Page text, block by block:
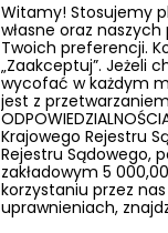
Witamy! Stosujemy
własne oraz
Twoich preferencji.
„Zaakceptuj”. Jeżeli
wycofać w każdym
jest z
Krajowego Rejestru
Rejestru Sądowego,
zakładowym 5
korzystaniu przez
uprawnieniach,